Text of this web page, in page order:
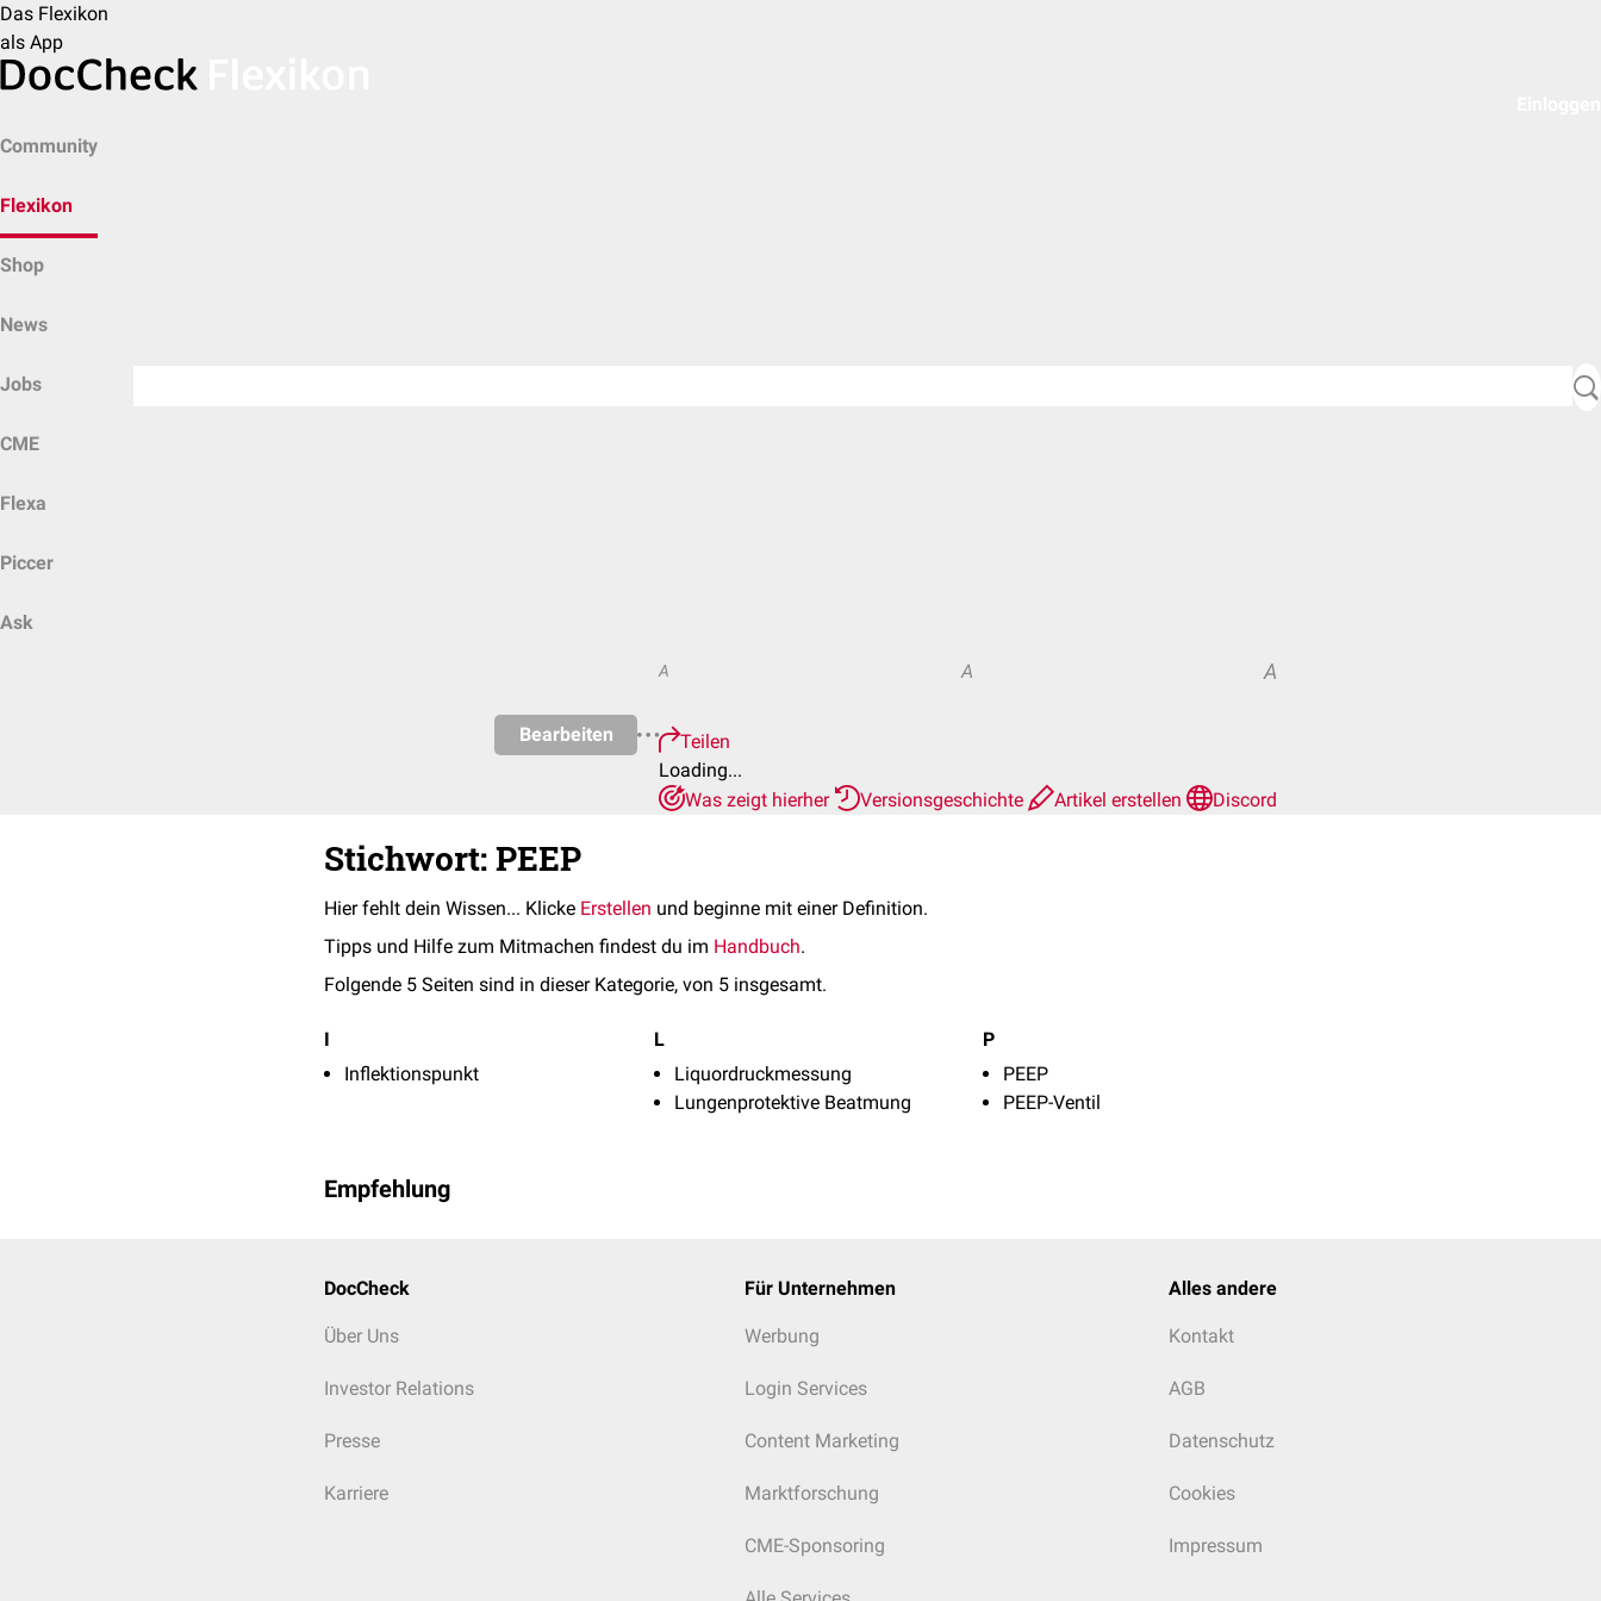
Das Flexikon
als App
Community
Flexikon
Shop
News
Jobs
CME
Flexa
Piccer
Ask
Bearbeiten
A A A
Teilen
Loading...
Was zeigt hierher
Versionsgeschichte Artikel erstellen Discord
Stichwort: PEEP
Hier fehlt dein Wissen... Klicke Erstellen und beginne mit einer Definition.
Tipps und Hilfe zum Mitmachen findest du im Handbuch.
Folgende 5 Seiten sind in dieser Kategorie, von 5 insgesamt.
I
Inflektionspunkt
L
Liquordruckmessung
Lungenprotektive Beatmung
P
PEEP
PEEP-Ventil
Empfehlung
DocCheck
Über Uns
Investor Relations
Presse
Karriere
Für Unternehmen
Werbung
Login Services
Content Marketing
Marktforschung
CME-Sponsoring
Alles andere
Kontakt
AGB
Datenschutz
Cookies
Impressum